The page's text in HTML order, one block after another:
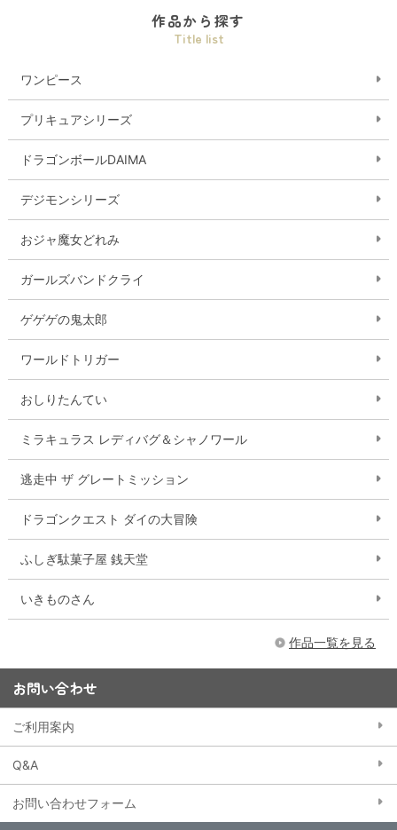
作品から探す
Title list
ワンピース
プリキュアシリーズ
ドラゴンボールDAIMA
デジモンシリーズ
おジャ魔女どれみ
ガールズバンドクライ
ゲゲゲの鬼太郎
ワールドトリガー
おしりたんてい
ミラキュラス レディバグ＆シャノワール
逃走中 ザ グレートミッション
ドラゴンクエスト ダイの大冒険
ふしぎ駄菓子屋 銭天堂
いきものさん
作品一覧を見る
お問い合わせ
ご利用案内
Q&A
お問い合わせフォーム